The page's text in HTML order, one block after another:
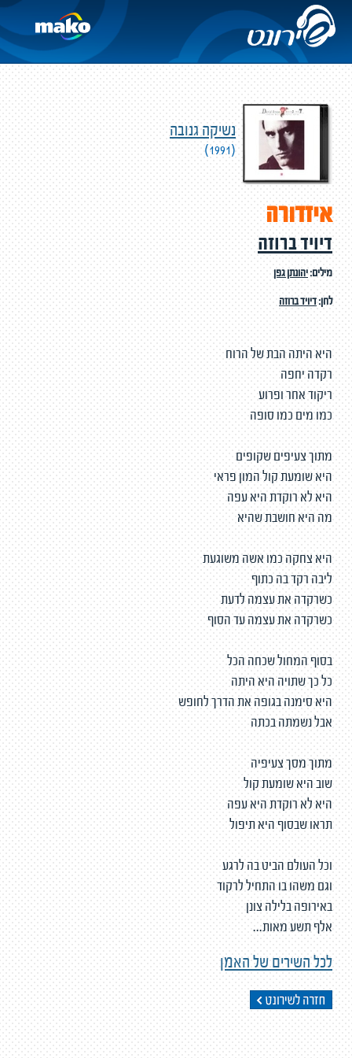
נשיקה גנובה
(1991)
איזדורה
דיויד ברוזה
מילים:יהונתן גפן
לחן:דיויד ברוזה
היא היתה הבת של הרוח
רקדה יחפה
ריקוד אחר ופרוע
כמו מים כמו סופה
מתוך צעיפים שקופים
היא שומעת קול המון פראי
היא לא רוקדת היא עפה
מה היא חושבת שהיא
היא צחקה כמו אשה משוגעת
ליבה רקד בה כתוף
כשרקדה את עצמה לדעת
כשרקדה את עצמה עד הסוף
בסוף המחול שכחה הכל
כל כך שתויה היא היתה
היא סימנה בגופה את הדרך לחופש
אבל נשמתה בכתה
מתוך מסך צעיפיה
שוב היא שומעת קול
היא לא רוקדת היא עפה
תראו שבסוף היא תיפול
וכל העולם הביט בה לרגע
וגם משהו בו התחיל לרקוד
באירופה בלילה צונן
אלף תשע מאות...
לכל השירים של האמן